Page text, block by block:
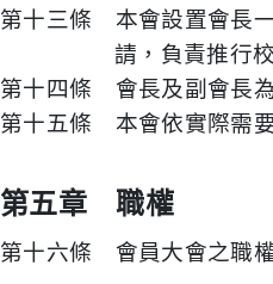
第十三條 本會設置會長
請，負責推行
第十四條 會長及副會長
第十五條 本會依實際需
第五章 職權
第十六條 會員大會之職權